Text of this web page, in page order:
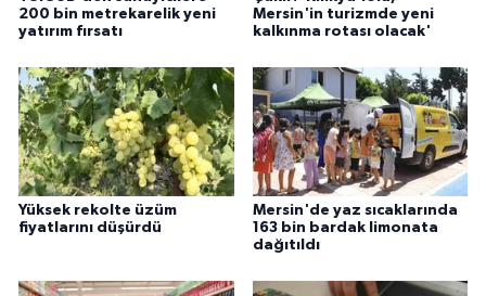
200 bin metrekarelik yeni
yatırım fırsatı
Mersin'in turizmde yeni
kalkınma rotası olacak'
Yüksek rekolte üzüm
fiyatlarını düşürdü
Mersin'de yaz sıcaklarında
163 bin bardak limonata
dağıtıldı